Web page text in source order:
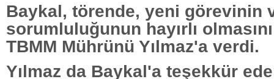
Baykal, törende, yeni görevinin
sorumluluğunun hayırlı
TBMM Mührünü Yılmaz'a verdi.
Yılmaz da Baykal'a teşekkür